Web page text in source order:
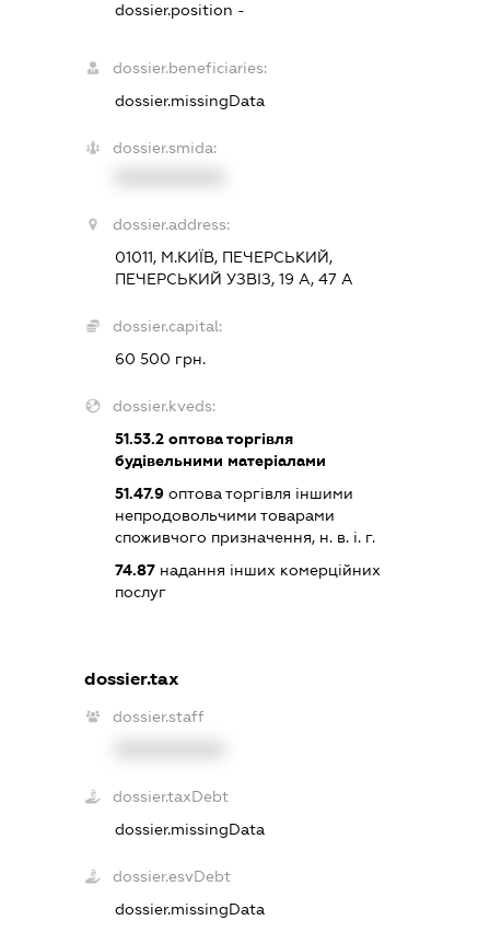
dossier.position -
dossier.beneficiaries:
dossier.missingData
dossier.smida:
dossier.address:
01011, М.КИЇВ, ПЕЧЕРСЬКИЙ,
ПЕЧЕРСЬКИЙ УЗВІЗ, 19 А, 47 А
dossier.capital:
60 500 грн.
dossier.kveds:
51.53.2 оптова торгівля
будівельними матеріалами
51.47.9 оптова торгівля іншими
непродовольчими товарами
споживчого призначення, н. в. і. г.
74.87 надання інших комерційних
послуг
dossier.tax
dossier.staff
dossier.taxDebt
dossier.missingData
dossier.esvDebt
dossier.missingData